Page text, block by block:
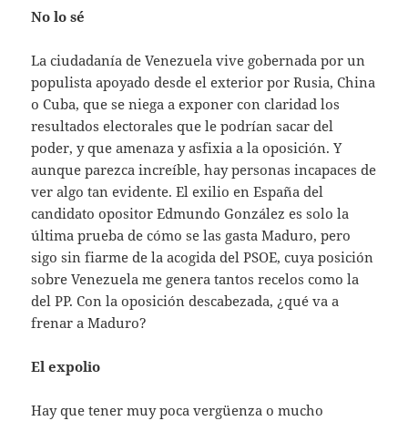
No lo sé
La ciudadanía de Venezuela vive gobernada por un
populista apoyado desde el exterior por Rusia, China
o Cuba, que se niega a exponer con claridad los
resultados electorales que le podrían sacar del
poder, y que amenaza y asfixia a la oposición. Y
aunque parezca increíble, hay personas incapaces de
ver algo tan evidente. El exilio en España del
candidato opositor Edmundo González es solo la
última prueba de cómo se las gasta Maduro, pero
sigo sin fiarme de la acogida del PSOE, cuya posición
sobre Venezuela me genera tantos recelos como la
del PP. Con la oposición descabezada, ¿qué va a
frenar a Maduro?
El expolio
Hay que tener muy poca vergüenza o mucho